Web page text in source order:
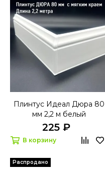
Плинтус Идеал Дюра 80
мм 2,2 м белый
225 ₽
В корзину
Распродано